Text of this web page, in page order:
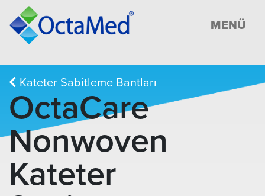
MENÜ
Kateter Sabitleme Bantları
OctaCare
Nonwoven
Kateter